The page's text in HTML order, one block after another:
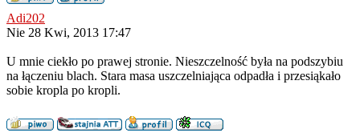
Adi202
Nie 28 Kwi, 2013 17:47
U mnie ciekło po prawej stronie. Nieszczelność była na podszybiu
na łączeniu blach. Stara masa uszczelniająca odpadła i przesiąkało
sobie kropla po kropli.